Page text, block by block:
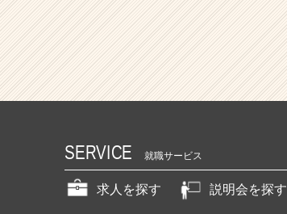
SERVICE 就職サービス
求人を探す 説明会を探す